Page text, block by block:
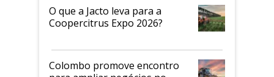
O que a Jacto leva para a
Coopercitrus Expo 2026?
Colombo promove encontro